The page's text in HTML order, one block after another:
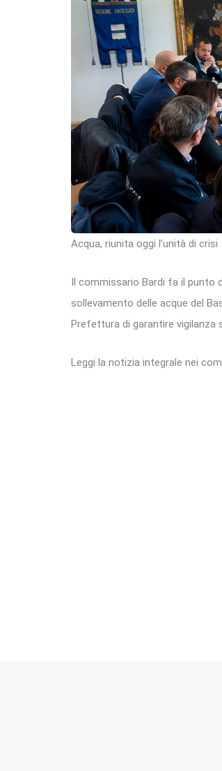
Acqua, riunita oggi l’unità di crisi
Il commissario Bardi fa il punto
sollevamento delle acque del
Prefettura di garantire vigilanza
Leggi la notizia integrale nei